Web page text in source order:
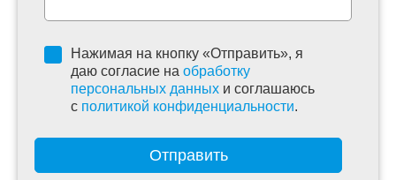
Нажимая на кнопку «Отправить», я
даю согласие на обработку
персональных данных и соглашаюсь
c политикой конфиденциальности.
Отправить